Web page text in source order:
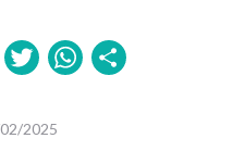
Facebook
TwitterWhatsApp
2025